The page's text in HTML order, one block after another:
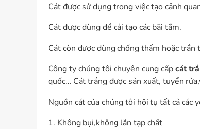
Cát được sử dụng trong việc tạo cảnh
Cát được dùng để cải tạo các bãi tắm.
Cát còn được dùng chống thấm hoặc trần
Công ty chúng tôi chuyên cung cấpcát
quốc… Cát trắng được sản xuất, tuyển
Nguồn cát của chúng tôi hội tụ tất cả các
1. Không bụi,không lẫn tạp chất